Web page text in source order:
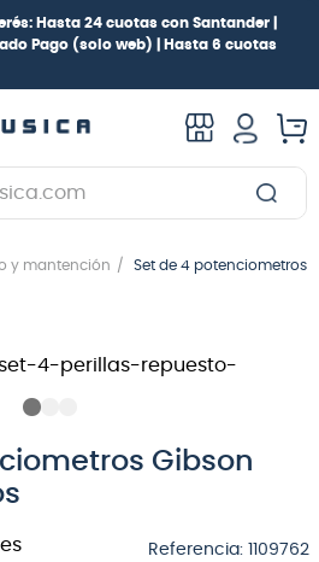
Hasta 24 cuotas con Santander |
Pago (solo web) |
Hasta 6 cuotas
y mantención
Set de 4 potenciometros
Gibson
Referencia: 1109762